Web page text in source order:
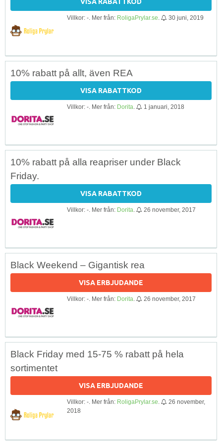
Villkor: -. Mer från: RoligaPrylar.se 30 juni, 2019
10% rabatt på allt, även REA
VISA RABATTKOD
Villkor: -. Mer från: Dorita 1 januari, 2018
10% rabatt på alla reapriser under Black
Friday.
VISA RABATTKOD
Villkor: -. Mer från: Dorita 26 november, 2017
Black Weekend – Gigantisk rea
VISA ERBJUDANDE
Villkor: -. Mer från: Dorita 26 november, 2017
Black Friday med 15-75 % rabatt på hela
sortimentet
VISA ERBJUDANDE
Villkor: -. Mer från: RoligaPrylar.se
26 november,
2018